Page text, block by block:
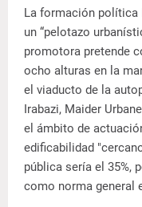
La formación política
un “pelotazo
promotora pretende
ocho alturas en la
el viaducto de la
Irabazi, Maider
el ámbito de
edificabilidad
pública sería el 35%,
como norma general